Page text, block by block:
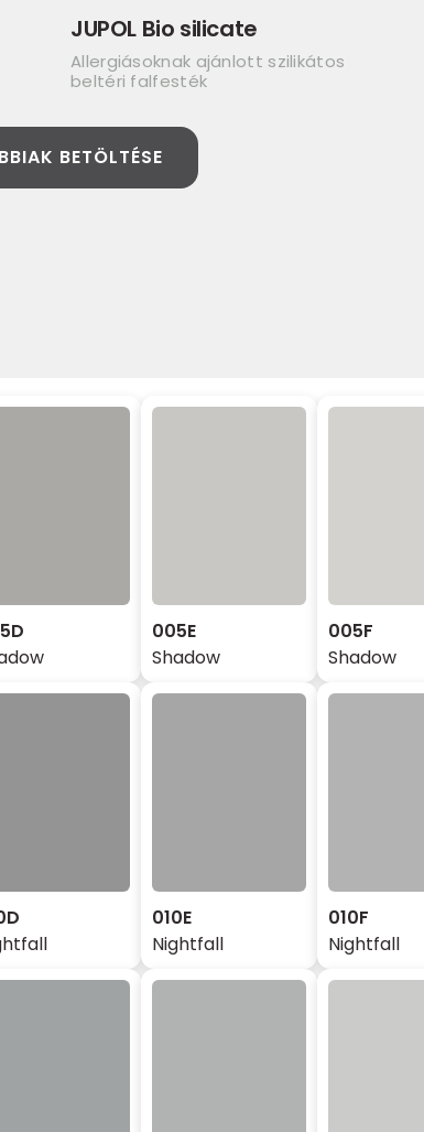
JUPOL Bio silicate
Allergiásoknak ajánlott szilikátos
beltéri falfesték
BETÖLTÉSE
005E
Shadow
005F
Shadow
010E
Nightfall
010F
Nightfall